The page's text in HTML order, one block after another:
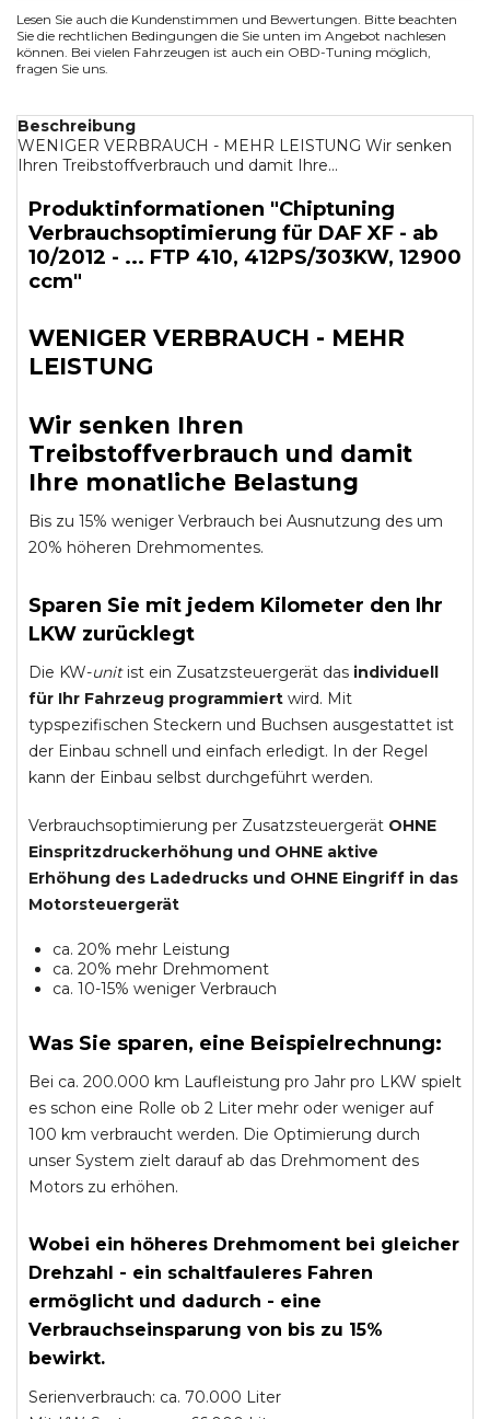
Lesen Sie auch die Kundenstimmen und Bewertungen. Bitte beachten
Sie die rechtlichen Bedingungen die Sie unten im Angebot nachlesen
können. Bei vielen Fahrzeugen ist auch ein OBD-Tuning möglich,
fragen Sie uns.
Beschreibung
WENIGER VERBRAUCH - MEHR LEISTUNG Wir senken
Ihren Treibstoffverbrauch und damit Ihre...
Produktinformationen "Chiptuning
Verbrauchsoptimierung für DAF XF - ab
10/2012 - ... FTP 410, 412PS/303KW, 12900
ccm"
WENIGER VERBRAUCH - MEHR
LEISTUNG
Wir senken Ihren
Treibstoffverbrauch und damit
Ihre monatliche Belastung
Bis zu 15% weniger Verbrauch bei Ausnutzung des um
20% höheren Drehmomentes.
Sparen Sie mit jedem Kilometer den Ihr
LKW zurücklegt
Die KW-unitist ein Zusatzsteuergerät das individuell
für Ihr Fahrzeug programmiert wird. Mit
typspezifischen Steckern und Buchsen ausgestattet ist
der Einbau schnell und einfach erledigt. In der Regel
kann der Einbau selbst durchgeführt werden.
Verbrauchsoptimierung per Zusatzsteuergerät OHNE
Einspritzdruckerhöhung und OHNE aktive
Erhöhung des Ladedrucks und OHNE Eingriff in das
Motorsteuergerät
ca. 20% mehr Leistung
ca. 20% mehr Drehmoment
ca. 10-15% weniger Verbrauch
Was Sie sparen, eine Beispielrechnung:
Bei ca. 200.000 km Laufleistung pro Jahr pro LKW spielt
es schon eine Rolle ob 2 Liter mehr oder weniger auf
100 km verbraucht werden. Die Optimierung durch
unser System zielt darauf ab das Drehmoment des
Motors zu erhöhen.
Wobei ein höheres Drehmoment bei gleicher
Drehzahl - ein schaltfauleres Fahren
ermöglicht und dadurch - eine
Verbrauchseinsparung von bis zu 15%
bewirkt.
Serienverbrauch: ca. 70.000 Liter